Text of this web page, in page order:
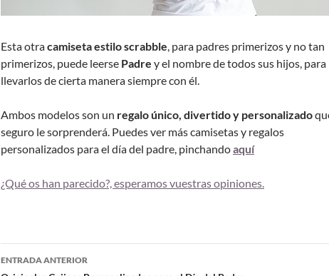
Esta otracamiseta estilo scrabble, para padres primerizos y no tan
primerizos, puede leerse Padre y el nombre de todos sus hijos, para
llevarlos de cierta manera siempre con él.
Ambos modelos son un regalo único, divertido y personalizado
seguro le sorprenderá. Puedes ver más camisetas y regalos
personalizados para el día del padre, pinchandoaquí
¿Qué os han parecido?, esperamos vuestras opiniones.
ENTRADA ANTERIOR